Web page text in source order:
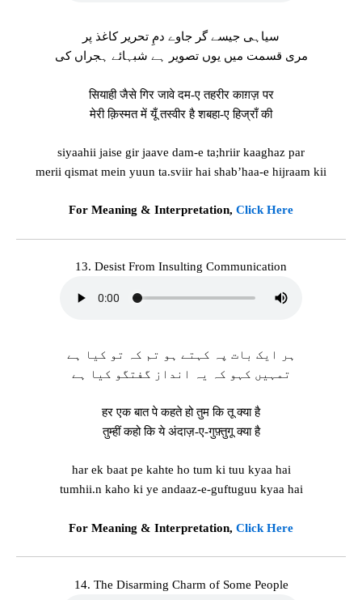
سیاہی جیسے گر جاوے دمِ تحریر کاغذ پر
مری قسمت میں یوں تصویر ہے شبہائے ہجراں کی
सियाही जैसे गिर जावे दम-ए तहरीर काग़ज़ पर
मेरी क़िस्मत में यूँ तस्वीर है शबहा-ए हिज्राँ की
siyaahii jaise gir jaave dam-e ta;hriir kaaghaz par
merii qismat mein yuun ta.sviir hai shab’haa-e hijraam kii
For Meaning & Interpretation, Click Here
13. Desist From Insulting Communication
ہر ایک بات پہ کہتے ہو تم کہ تو کیا ہے
تمہیں کہو کہ یہ انداز گفتگو کیا ہے
हर एक बात पे कहते हो तुम कि तू क्या है
तुम्हीं कहो कि ये अंदाज़-ए-गुफ़्तुगू क्या है
har ek baat pe kahte ho tum ki tuu kyaa hai
tumhii.n kaho ki ye andaaz-e-guftuguu kyaa hai
For Meaning & Interpretation, Click Here
14. The Disarming Charm of Some People